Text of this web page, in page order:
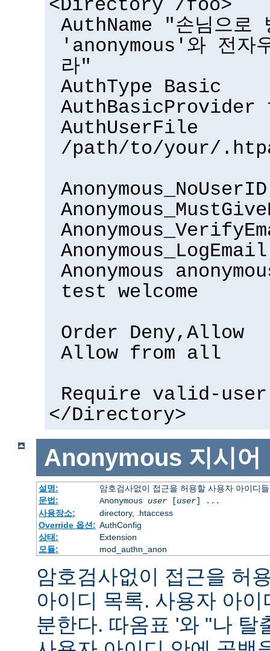
<Directory /foo>
AuthName "손님으로
'anonymous'와 전자
라"
AuthType Basic
AuthUserFile
/path/to/your/
Anonymous
test welcome
Order Deny,Allow
Allow from all
Require valid-user
</Directory>
Anonymous 지시어
설명:
암호검사없이 접근을 허용할 사용자 아이디
문법:
Anonymous user[user] ...
사용장소:
directory, .htaccess
Override 옵션: AuthConfig
상태:
Extension
모듈:
mod_authn_anon
암호검사없이 접근을 허
아이디 목록. 사용자 아
분한다. 따옴표 '와 "나 탈